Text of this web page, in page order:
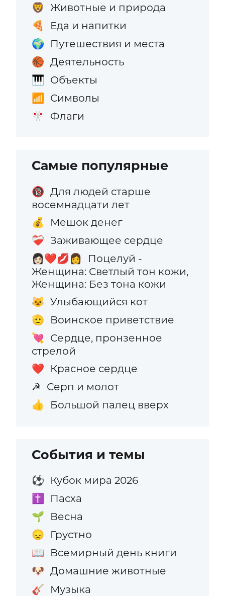
🦁 Животные и природа
🍕 Еда и напитки
🌍 Путешествия и места
🏀 Деятельность
🎹 Объекты
📶 Символы
🎌 Флаги
Самые популярные
🔞 Для людей старше
восемнадцати лет
💰 Мешок денег
❤️‍🩹 Заживающее сердце
👩🏻‍❤️‍💋‍👩
Поцелуй -
Женщина: Светлый тон кожи,
Женщина: Без тона кожи
😺 Улыбающийся кот
🫡 Воинское приветствие
💘 Сердце, пронзенное
стрелой
❤️ Красное сердце
☭ Серп и молот
👍 Большой палец вверх
События и темы
⚽ Кубок мира 2026
✝️ Пасха
🌱 Весна
😞 Грустно
📖 Всемирный день книги
🐶 Домашние животные
🎸 Музыка